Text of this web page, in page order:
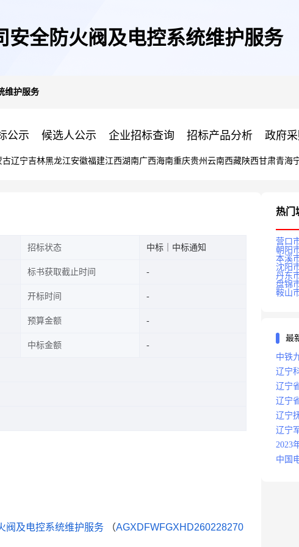
安全防火阀及电控系统维护服务
维护服务
公示 候选人公示 企业招标查询 招标产品分析 政府
古辽宁吉林黑龙江安徽福建江西湖南广西海南重庆贵州 云南西藏陕西甘肃青海
招标状态 中标｜中标通知
标书获取截止时间
开标时间
预算金额
中标金额
阀及电控系统维护服务 （AGXDFWFGXHD260228270
热门
营口
朝阳
本溪
沈阳
丹东
盘锦
鞍山
最
中铁
辽宁
辽宁
辽宁
辽宁
辽宁
2023
项目
中国